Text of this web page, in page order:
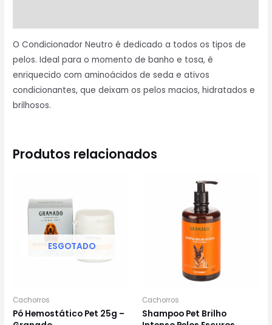
O Condicionador Neutro é dedicado a todos os tipos de
pelos. Ideal para o momento de banho e tosa, é
enriquecido com aminoácidos de seda e ativos
condicionantes, que deixam os pelos macios, hidratados e
brilhosos.
Produtos relacionados
ESGOTADO
Cachorros
Pó Hemostático Pet 25g –
Cachorros
Shampoo Pet Brilho